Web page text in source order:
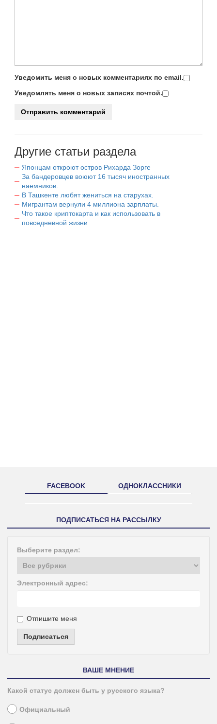
Уведомить меня о новых комментариях по email.
Уведомлять меня о новых записях почтой.
Другие статьи раздела
Японцам откроют остров Рихарда Зорге
За бандеровцев воюют 16 тысяч иностранных
наемников.
В Ташкенте любят жениться на старухах.
Мигрантам вернули 4 миллиона зарплаты.
Что такое криптокарта и как использовать в
повседневной жизни
FACEBOOK ОДНОКЛАССНИКИ
ПОДПИСАТЬСЯ НА РАССЫЛКУ
Выберите раздел:
Электронный адрес:
Отпишите меня
Подписаться
ВАШЕ МНЕНИЕ
Какой статус должен быть у русского языка?
Официальный